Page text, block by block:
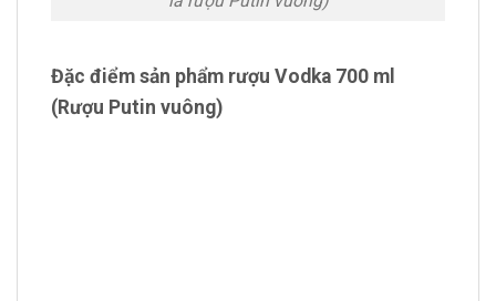
Đặc điểm sản phẩm rượu Vodka 700 ml
(Rượu Putin vuông)